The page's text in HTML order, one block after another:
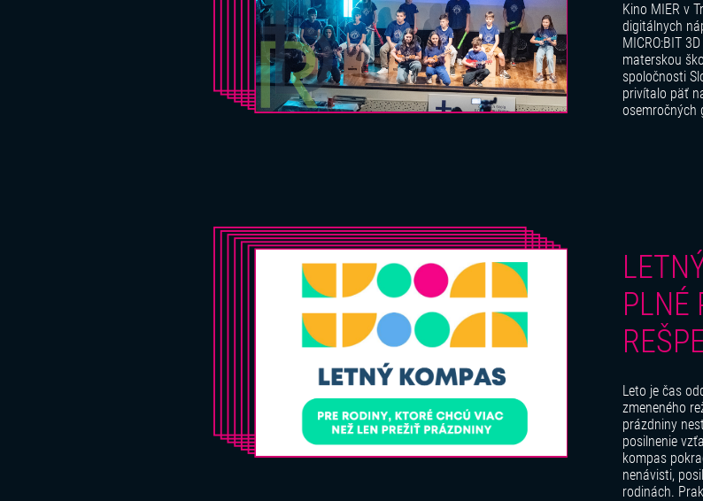
Kino MIER v
digitálnych
MICRO:BIT
materskou
spoločnosti
privítalo päť
osemročných
PLNÉ
Leto je čas
zmeneného
prázdniny
posilnenie
kompas
nenávisti,
rodinách.